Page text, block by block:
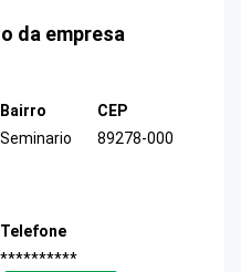
da empresa
Bairro
Seminario
CEP
89278-000
Telefone
**********